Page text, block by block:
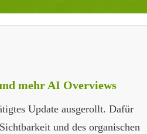
mehr AI Overviews
Update ausgerollt. Dafür
und des organischen